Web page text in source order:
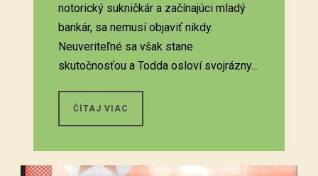
notorický sukničkár a začínajúci mladý
bankár, sa nemusí objaviť nikdy.
Neuveriteľné sa však stane
skutočnosťou a Todda osloví svojrázny...
ČÍTAJ VIAC